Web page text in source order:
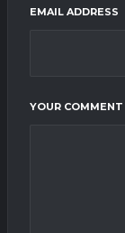
EMAIL ADDRESS
YOUR COMMENT